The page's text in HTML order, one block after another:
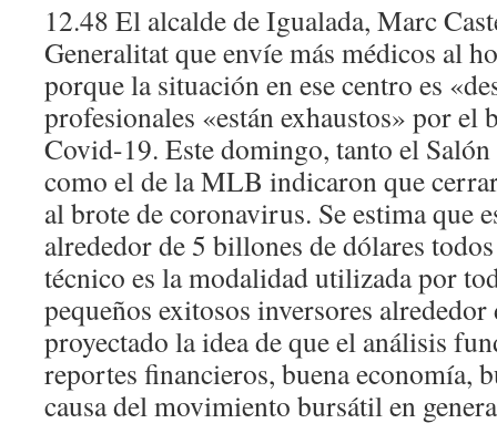
12.48 El alcalde de Igualada, Marc
Generalitat que envíe más médicos al
porque la situación en ese centro es
profesionales «están exhaustos» por el
Covid-19. Este domingo, tanto el
como el de la MLB indicaron que
al brote de coronavirus. Se estima que
alrededor de 5 billones de dólares
técnico es la modalidad utilizada por
pequeños exitosos inversores
proyectado la idea de que el análisis
reportes financieros, buena economía,
causa del movimiento bursátil en